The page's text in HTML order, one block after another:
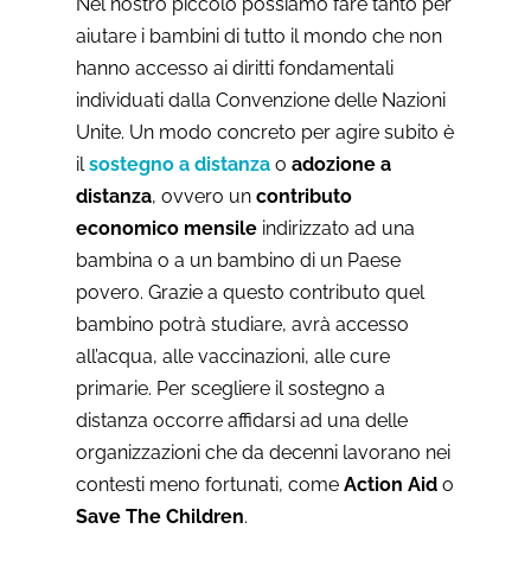
aiutare i bambini di tutto il mondo che non
hanno accesso ai diritti fondamentali
individuati dalla Convenzione delle Nazioni
Unite. Un modo concreto per agire subito è
ilsostegno a distanza o adozione a
distanza, ovvero un contributo
economico mensile indirizzato ad una
bambina o a un bambino di un Paese
povero. Grazie a questo contributo quel
bambino potrà studiare, avrà accesso
all’acqua, alle vaccinazioni, alle cure
primarie. Per scegliere il sostegno a
distanza occorre affidarsi ad una delle
organizzazioni che da decenni lavorano nei
contesti meno fortunati, come Action Aid o
Save The Children.